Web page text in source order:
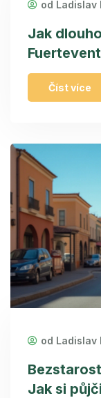
od Ladislav
Jak
Číst více
od Ladislav
Jak si